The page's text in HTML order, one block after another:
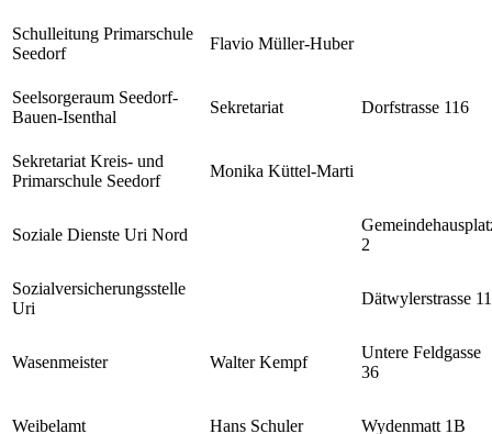
Schulleitung Primarschule
Seedorf
Flavio Müller-Huber
Seelsorgeraum Seedorf-
Bauen-Isenthal
Sekretariat Dorfstrasse 116
Sekretariat Kreis- und
Primarschule Seedorf
Monika Küttel-Marti
Soziale Dienste Uri Nord
2
Sozialversicherungsstelle
Uri
Dätwylerstrasse 11
Wasenmeister Walter Kempf
Untere Feldgasse
36
Weibelamt Hans Schuler Wydenmatt 1B